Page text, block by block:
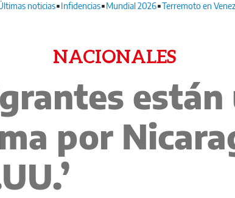
noticias Infidencias Mundial 2026 Terremoto en
NACIONALES
están
por